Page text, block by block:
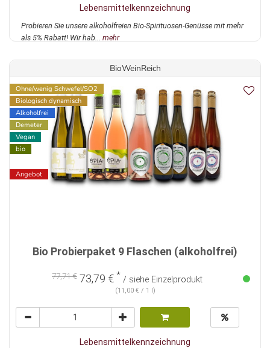
Lebensmittelkennzeichnung
Probieren Sie unsere alkoholfreien Bio-Spirituosen-Genüsse mit mehr
als 5% Rabatt! Wir hab... mehr
BioWeinReich
Ohne/wenig Schwefel/SO2
Biologisch dynamisch
Alkoholfrei
Demeter
Vegan
bio
Angebot
Bio Probierpaket 9 Flaschen (alkoholfrei)
77,71 € 73,79 € * / siehe Einzelprodukt
(11,00 € / 1 l)
Lebensmittelkennzeichnung